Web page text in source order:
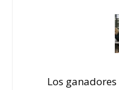
Los